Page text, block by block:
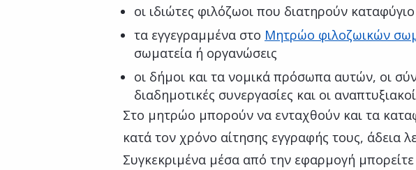
οι ιδιώτες φιλόζωοι που διατηρούν καταφύγιο
τα εγγεγραμμένα στο Μητρώο φιλοζωικών
σωματεία ή οργανώσεις
οι δήμοι και τα νομικά πρόσωπα αυτών, οι
διαδημοτικές συνεργασίες και οι
Στο μητρώο μπορούν να ενταχθούν και τα
κατά τον χρόνο αίτησης εγγραφής τους, άδεια
Συγκεκριμένα μέσα από την εφαρμογή μπορείτε